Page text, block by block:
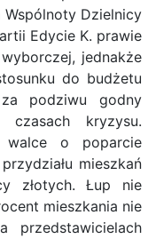
Wspólnoty Dzielnicy
Edycie K. prawie
jednakże
do budżetu
podziwu godny
czasach kryzysu.
o poparcie
mieszkań
złotych. Łup nie
mieszkania nie
przedstawicielach